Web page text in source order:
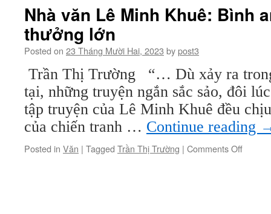
Nhà văn Lê Minh Khuê: Bình
thưởng lớn
Posted on 23 Tháng Mười Hai, 2023 bypost3
Trần Thị Trường “… Dù xảy ra
tại, những truyện ngắn sắc sảo, đôi
tập truyện của Lê Minh Khuê đều
của chiến tranh … Continue reading
Posted in Văn | Tagged Trần Thị Trường | Comments Offon